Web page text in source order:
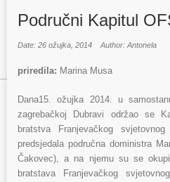
Područni Kapitul
Date: 26 ožujka, 2014 Author: Antonela
priredila: Marina Musa
Dana15. ožujka 2014. u
zagrebačkoj Dubravi održao se
bratstva Franjevačkog
predsjedala područna doministra
Čakovec), a na njemu su se
bratstava Franjevačkog